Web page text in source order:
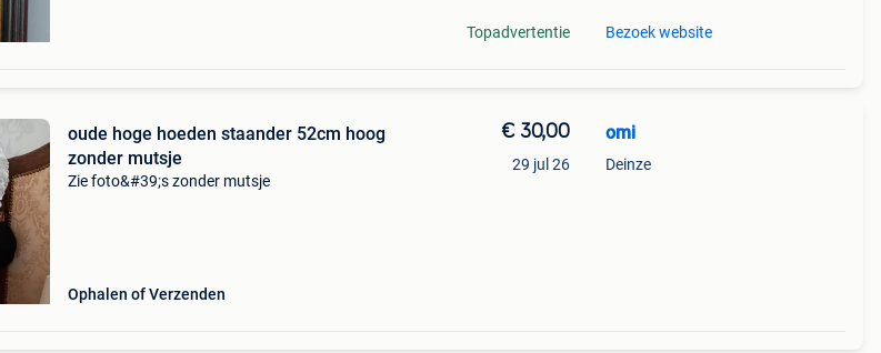
Topadvertentie Bezoek website
oude hoge hoeden staander 52cm hoog
zonder mutsje
Zie foto&#39;s zonder mutsje
Ophalen of Verzenden
€ 30,00
29 jul 26
omi
Deinze